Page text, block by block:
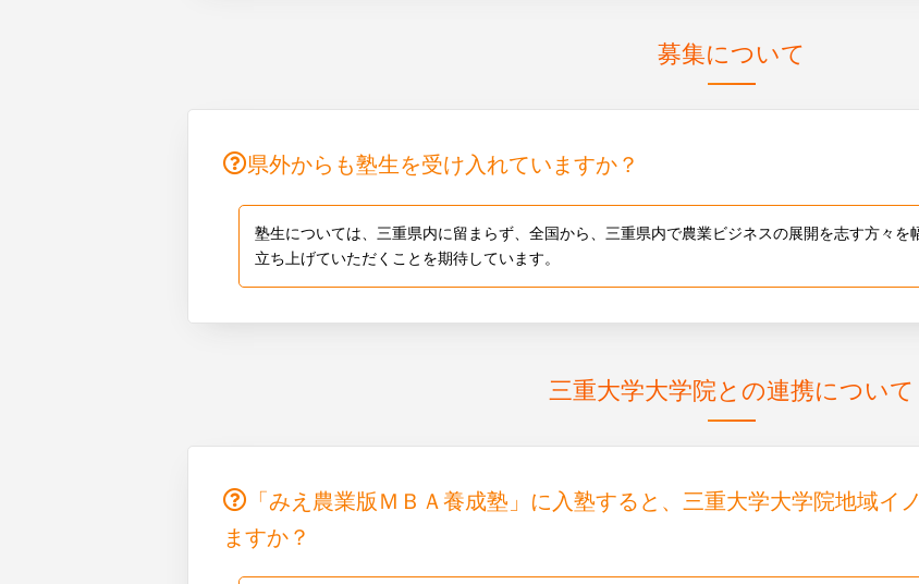
募集について
県外からも塾生を受け入れていますか？
塾生については、三重県内に留まらず、全国から、三重県内で農業ビジネスの展開を志す方々
立ち上げていただくことを期待しています。
三重大学大学院との連携について
「みえ農業版ＭＢＡ養成塾」に入塾すると、三重大学大学院地域イ
ますか？